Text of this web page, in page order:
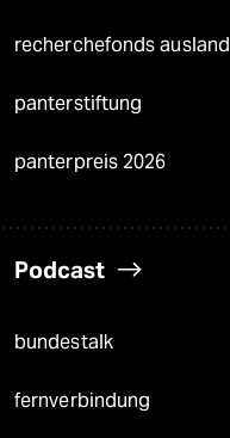
recherchefonds ausland
panterstiftung
panterpreis 2026
Podcast
bundestalk
fernverbindung